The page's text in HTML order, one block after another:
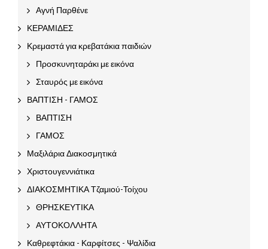
Αγνή Παρθένε
ΚΕΡΑΜΙΔΕΣ
Κρεμαστά για κρεβατάκια παιδιών
Προσκυνηταράκι με εικόνα
Σταυρός με εικόνα
ΒΑΠΤΙΣΗ - ΓΑΜΟΣ
ΒΑΠΤΙΣΗ
ΓΑΜΟΣ
Μαξιλάρια Διακοσμητικά
Χριστουγεννιάτικα
ΔΙΑΚΟΣΜΗΤΙΚΑ Τζαμιού-Τοίχου
ΘΡΗΣΚΕΥΤΙΚΑ
ΑΥΤΟΚΟΛΛΗΤΑ
Καθρεφτάκια - Καρφίτσες - Ψαλίδια